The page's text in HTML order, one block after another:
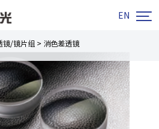
EN 
镜/镜片组 > 消色差透镜